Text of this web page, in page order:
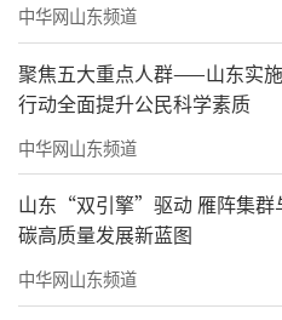
中华网山东频道
聚焦五大重点人群——山东实
行动全面提升公民科学素质
中华网山东频道
山东“双引擎”驱动 雁阵集
碳高质量发展新蓝图
中华网山东频道